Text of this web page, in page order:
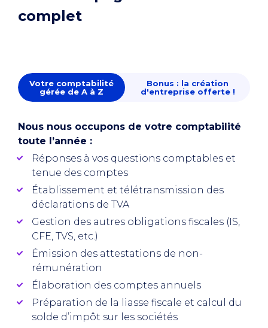
complet
Votre comptabilité
gérée de A à Z
Bonus : la création
d'entreprise offerte !
Nous nous occupons de votre comptabilité
toute l’année :
Réponses à vos questions comptables et
tenue des comptes
Établissement et télétransmission des
déclarations de TVA
Gestion des autres obligations fiscales (IS,
CFE, TVS, etc.)
Émission des attestations de non-
rémunération
Élaboration des comptes annuels
Préparation de la liasse fiscale et calcul du
solde d’impôt sur les sociétés